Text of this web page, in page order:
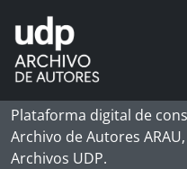
Skip to main content
Plataforma digital de
Archivo de Autores
Archivos UDP.